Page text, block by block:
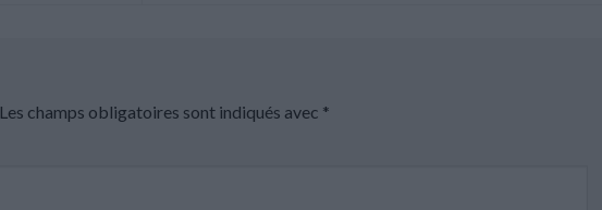
Les champs obligatoires sont indiqués avec *